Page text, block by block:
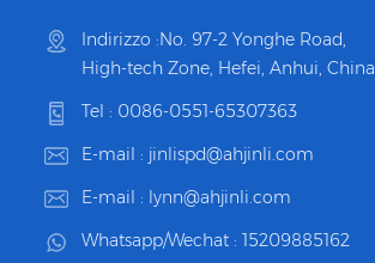
Indirizzo :No. 97-2 Yonghe Road,
High-tech Zone, Hefei, Anhui, China
Tel : 0086-0551-65307363
E-mail : jinlispd@ahjinli.com
E-mail : lynn@ahjinli.com
Whatsapp/Wechat : 15209885162